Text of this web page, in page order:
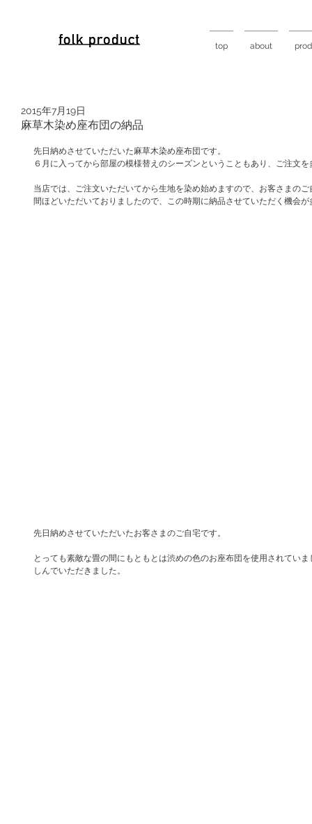
top about
麻草木染め座布団の納品
2015年7月19日
先日納めさせていただいた麻草木染め座布団です。
６月に入ってから部屋の模様替えのシーズンということもあり、ご注文
当店では、ご注文いただいてから生地を染め始めますので、お客さまの
間ほどいただいておりましたので、この時期に納品させていただく機会が
先日納めさせていただいたお客さまのご自宅です。
とっても素敵な畳の間にもともとは渋めの色のお座布団を使用されてい
しんでいただきました。